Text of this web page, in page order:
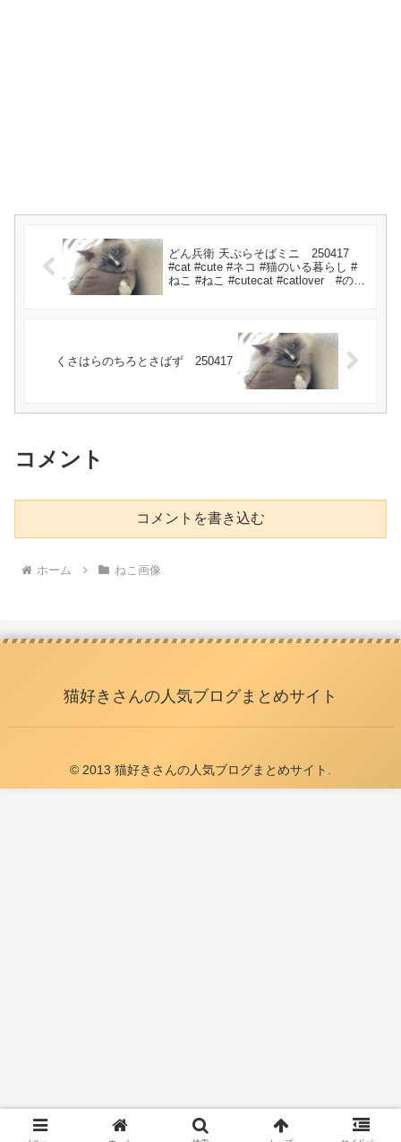
どん兵衛 天ぷらそばミニ 250417
#cat #cute #ネコ #猫のいる暮らし #
ねこ #ねこ #cutecat #catlover #のせ
くさはらのちろとさばず 250417
コメント
コメントを書き込む
ホーム ねこ画像
猫好きさんの人気ブログまとめサイト
© 2013 猫好きさんの人気ブログまとめサイト.